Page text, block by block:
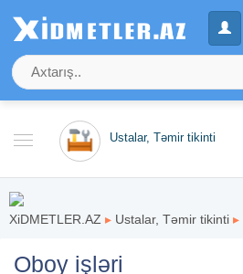
Ustalar, Təmir tikinti
XiDMETLER.AZ ▸ Ustalar, Təmir tikinti ▸
Oboy işləri